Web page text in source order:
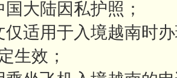
大陆因私护照；
仅适用于入境越南时
生效；